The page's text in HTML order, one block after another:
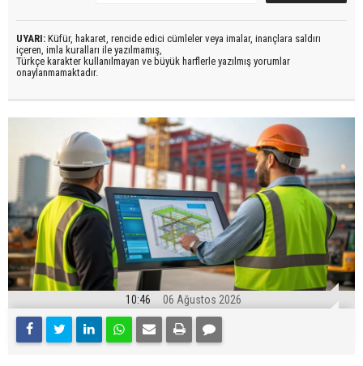
UYARI: Küfür, hakaret, rencide edici cümleler veya imalar, inançlara saldırı
içeren, imla kuralları ile yazılmamış,
Türkçe karakter kullanılmayan ve büyük harflerle yazılmış yorumlar
onaylanmamaktadır.
10:46 06 Ağustos 2026